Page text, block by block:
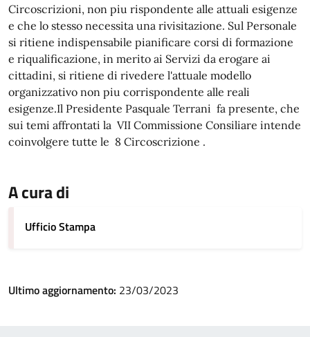
Circoscrizioni, non piu rispondente alle attuali esigenze
e che lo stesso necessita una rivisitazione. Sul Personale
si ritiene indispensabile pianificare corsi di formazione
e riqualificazione, in merito ai Servizi da erogare ai
cittadini, si ritiene di rivedere l'attuale modello
organizzativo non piu corrispondente alle reali
esigenze.Il Presidente Pasquale Terrani fa presente, che
sui temi affrontati la VII Commissione Consiliare intende
coinvolgere tutte le 8 Circoscrizione .
A cura di
Ufficio Stampa
Ultimo aggiornamento: 23/03/2023